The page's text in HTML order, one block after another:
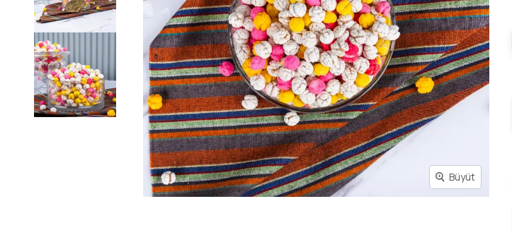
Büyüt